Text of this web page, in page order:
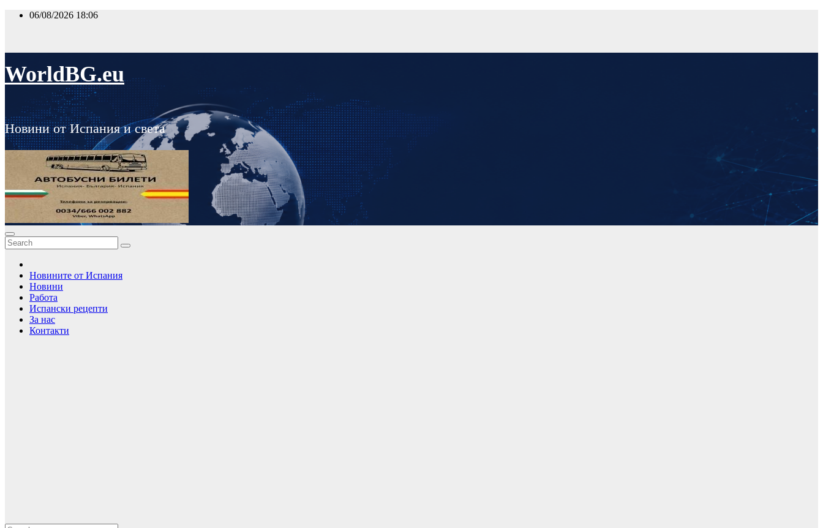
Skip
06/08/2026 18:06
WorldBG.eu
Новини от Испания и света
Новините от Испания
Новини
Работа
Испански рецепти
За нас
Контакти